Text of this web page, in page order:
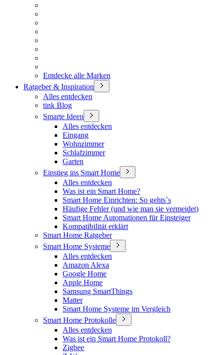
Entdecke alle Marken
Ratgeber & Inspiration
Alles entdecken
tink Blog
Smarte Ideen
Alles entdecken
Eingang
Wohnzimmer
Schlafzimmer
Garten
Einstieg ins Smart Home
Alles entdecken
Was ist ein Smart Home?
Smart Home Einrichten: So gehts`s
Häufige Fehler (und wie man sie vermeidet)
Smart Home Automationen für Einsteiger
Kompatibilität erklärt
Smart Home Ratgeber
Smart Home Systeme
Alles entdecken
Amazon Alexa
Google Home
Apple Home
Samsung SmartThings
Matter
Smart Home Systeme im Vergleich
Smart Home Protokolle
Alles entdecken
Was ist ein Smart Home Protokoll?
Zigbee